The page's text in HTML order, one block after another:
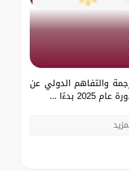
والتفاهم الدولي عن
بدءًا ...